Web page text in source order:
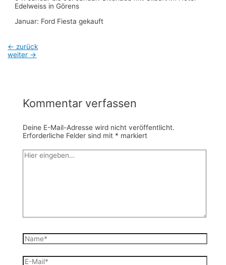
Edelweiss in Görens
Januar: Ford Fiesta gekauft
Beitragsnavigation
← zurück
weiter →
Kommentar verfassen
Deine E-Mail-Adresse wird nicht veröffentlicht.
Erforderliche Felder sind mit * markiert
Hier
eingeben…
Name*
E-